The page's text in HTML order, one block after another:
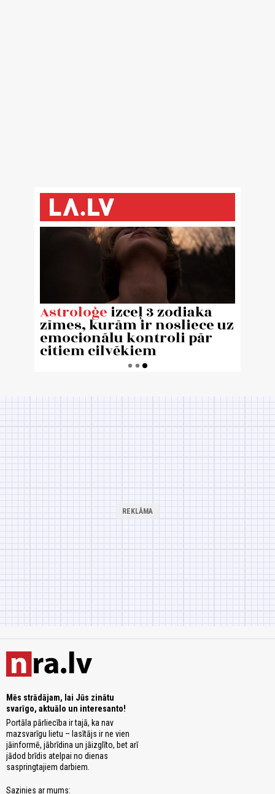
Mēs strādājam, lai Jūs zinātu
svarīgo, aktuālo un interesanto!
Portāla pārliecība ir tajā, ka nav
mazsvarīgu lietu – lasītājs ir ne vien
jāinformē, jābrīdina un jāizglīto, bet arī
jādod brīdis atelpai no dienas
saspringtajiem darbiem.
Sazinies ar mums: